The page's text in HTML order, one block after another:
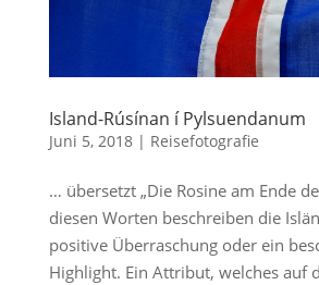
Island-Rúsínan í Pylsuendanum
Juni 5, 2018| Reisefotografie
… übersetzt „Die Rosine am Ende
diesen Worten beschreiben die
positive Überraschung oder ein
Highlight. Ein Attribut, welches auf